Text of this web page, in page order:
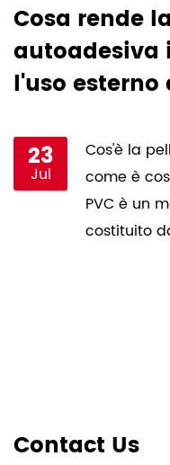
Cosa rende
autoadesiva
l'uso
23
Jul
Cos'è la
come è
PVC è un
costituito
Contact Us